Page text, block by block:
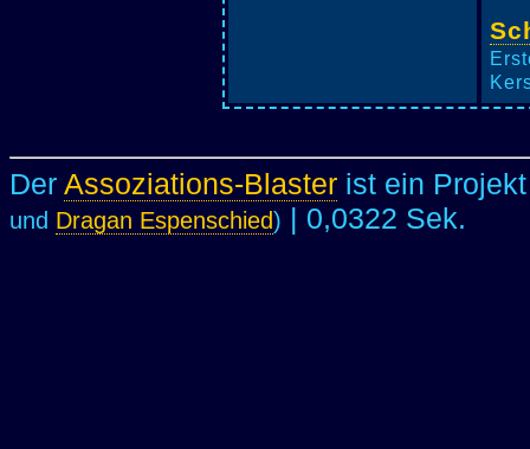
Der Assoziations-Blaster ist ein
und Dragan Espenschied) | 0,0322 Sek.